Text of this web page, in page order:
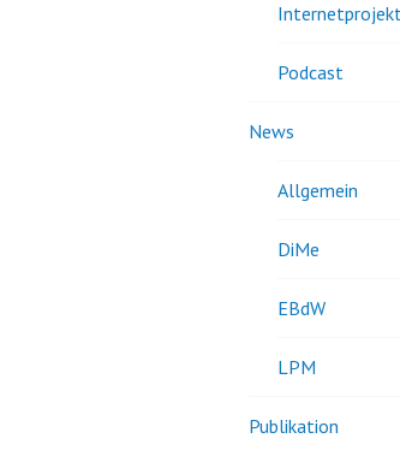
Podcast
News
Allgemein
DiMe
EBdW
LPM
Publikation